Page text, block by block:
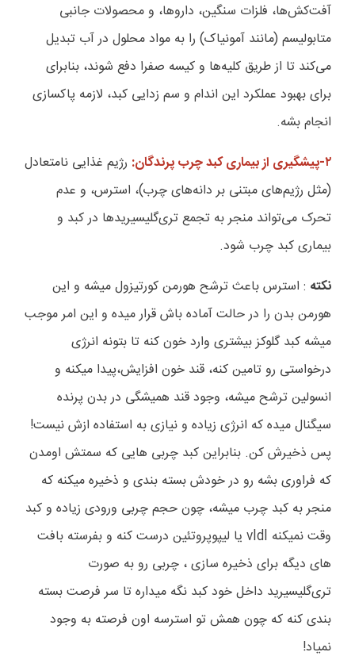
آفت‌کش‌ها، فلزات سنگین، داروها، و محصولات جانبی
متابولیسم (مانند آمونیاک) را به مواد محلول در آب تبدیل
می‌کند تا از طریق کلیه‌ها و کیسه صفرا دفع شوند، بنابرای
برای بهبود عملکرد این اندام و سم زدایی کبد، لازمه پاکسازی
انجام بشه.
۲-پیشگیری از بیماری کبد چرب پرندگان:
رژیم غذایی نامتعادل
(مثل رژیم‌های مبتنی بر دانه‌های چرب)، استرس، و عدم
تحرک می‌تواند منجر به تجمع تری‌گلیسیریدها در کبد و
بیماری کبد چرب شود.
نکته : استرس باعث ترشح هورمن کورتیزول میشه و این
هورمن بدن را در حالت آماده باش قرار میده و این امر موجب
میشه کبد گلوکز بیشتری وارد خون کنه تا بتونه انرژی
درخواستی رو تامین کنه، قند خون افزایش،پیدا میکنه و
انسولین ترشح میشه، وجود قند همیشگی در بدن پرنده
سیگنال میده که انرژی زیاده و نیازی به استفاده ازش نیست!
پس ذخیرش کن. بنابراین کبد چربی هایی که سمتش اومدن
که فراوری بشه رو در خودش بسته بندی و ذخیره میکنه که
منجر به کبد چرب میشه، چون حجم چربی ورودی زیاده و کبد
وقت نمیکنه vldl یا لیپوپروتئین درست کنه و بفرسته بافت
های دیگه برای ذخیره سازی ، چربی رو به صورت
تری‌گلیسیرید داخل خود کبد نگه میداره تا سر فرصت بسته
بندی کنه که چون همش تو استرسه اون فرصته به وجود
نمیاد!